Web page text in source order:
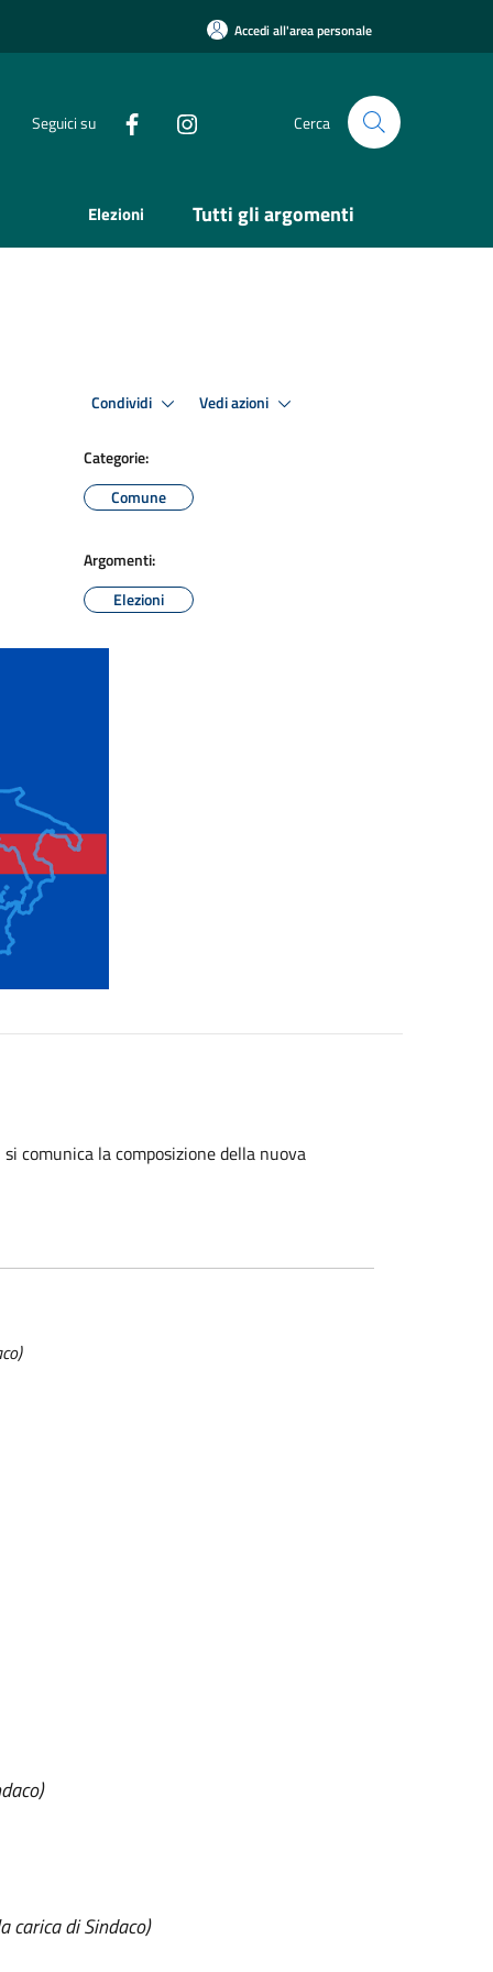
Accedi all'area personale
Seguici su Cerca
Elezioni Tutti gli argomenti
Condividi Vedi azioni
Categorie:
Comune
Argomenti:
Elezioni
comunica la composizione della nuova
carica di Sindaco)